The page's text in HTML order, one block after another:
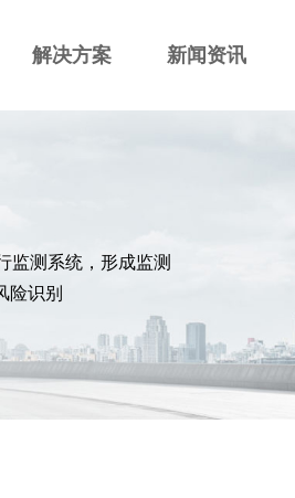
解决方案 新闻资讯
监测系统，形成监测
险识别